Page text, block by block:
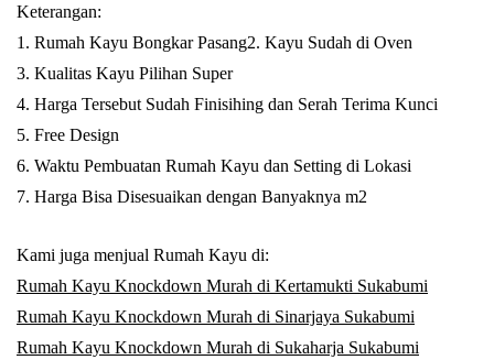
Keterangan:
1. Rumah Kayu Bongkar Pasang2. Kayu Sudah di Oven
3. Kualitas Kayu Pilihan Super
4. Harga Tersebut Sudah Finisihing dan Serah Terima Kunci
5. Free Design
6. Waktu Pembuatan Rumah Kayu dan Setting di Lokasi
7. Harga Bisa Disesuaikan dengan Banyaknya m2
Kami juga menjual Rumah Kayu di:
Rumah Kayu Knockdown Murah di Kertamukti Sukabumi
Rumah Kayu Knockdown Murah di Sinarjaya Sukabumi
Rumah Kayu Knockdown Murah di Sukaharja Sukabumi